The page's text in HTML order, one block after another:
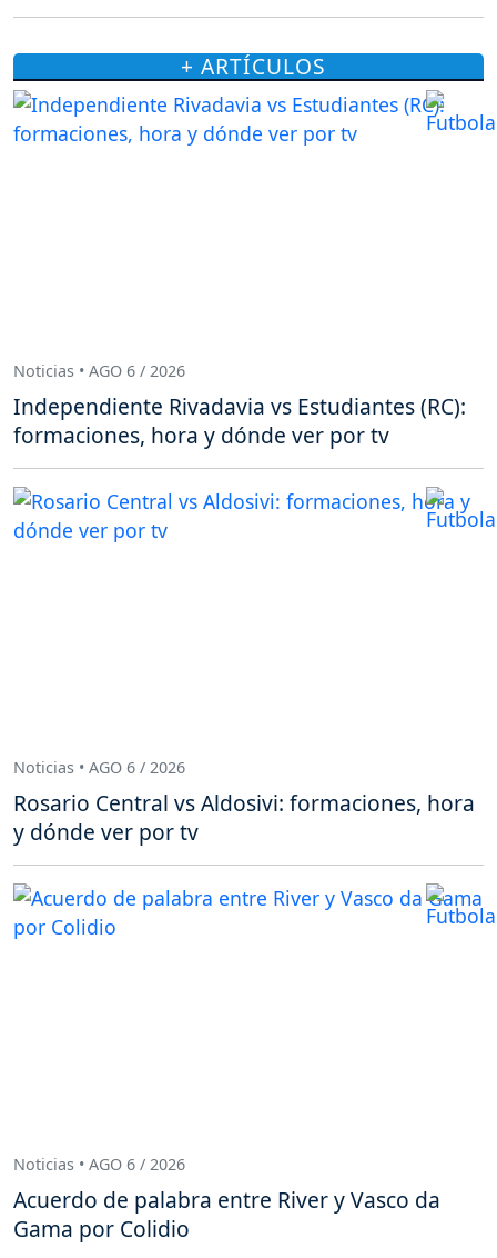
+ ARTÍCULOS
Noticias • AGO 6 / 2026
Independiente Rivadavia vs Estudiantes (RC):
formaciones, hora y dónde ver por tv
Noticias • AGO 6 / 2026
Rosario Central vs Aldosivi: formaciones, hora
y dónde ver por tv
Noticias • AGO 6 / 2026
Acuerdo de palabra entre River y Vasco da
Gama por Colidio